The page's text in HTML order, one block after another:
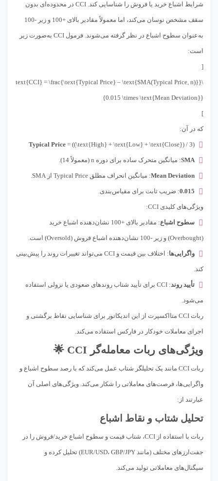
شرایط اشباع خرید یا فروش را شناسایی کند. CCI در محدوده‌ای بدون
سقف مشخص نوسان می‌کند، اما معمولاً مقادیر بالای +100 و زیر -100
به‌عنوان سطوح اشباع در نظر گرفته می‌شوند. فرمول CCI به‌صورت زیر
است:
[
\text{CCI} = \frac{\text{Typical Price} – \text{SMA(Typical Price, n)}}
{0.015 \times \text{Mean Deviation}}
]
که در آن:
Typical Price = ((\text{High} + \text{Low} + \text{Close}) / 3)
SMA: میانگین متحرک ساده برای دوره n (معمولاً 14).
Mean Deviation: میانگین انحراف مطلق Typical Price از SMA.
0.015: ضریب ثابت برای مقیاس‌بندی.
ویژگی‌های کلیدی CCI:
سطوح اشباع : مقادیر بالای +100 نشان‌دهنده اشباع خرید
(Overbought) و زیر -100 نشان‌دهنده اشباع فروش (Oversold) است.
واگرایی‌ها : اختلاف بین قیمت و CCI می‌تواند تغییرات روند را پیش‌بینی
کند.
تأیید روند : CCI برای تأیید شتاب روندهای صعودی یا نزولی استفاده
می‌شود.
ربات CCI متااکسپرت از این اندیکاتور برای شناسایی نقاط برگشتی و
اجرای معاملات خودکار در فارکس استفاده می‌کند.
ویژگی‌های ربات معامله‌گر CCI 🌟
ربات CCI مانند یک تحلیلگر شتاب عمل می‌کند که با رصد سطوح اشباع و
واگرایی‌ها، فرصت‌های معاملاتی را شکار می‌کند. ویژگی‌های اصلی آن
عبارتند از:
تحلیل شتاب و نقاط اشباع
ربات با استفاده از CCI، شتاب قیمت و سطوح اشباع خرید/فروش را در
جفت‌ارزهای مختلف (مانند EUR/USD، GBP/JPY) تحلیل کرده و
سیگنال‌های معاملاتی تولید می‌کند.